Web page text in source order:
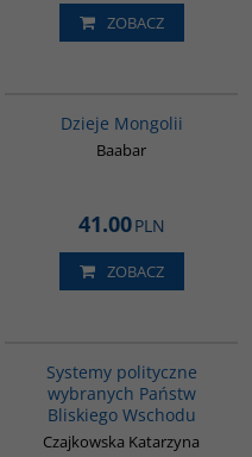
ZOBACZ
Dzieje Mongolii
Baabar
41.00PLN
ZOBACZ
Systemy polityczne
wybranych Państw
Bliskiego Wschodu
Czajkowska Katarzyna